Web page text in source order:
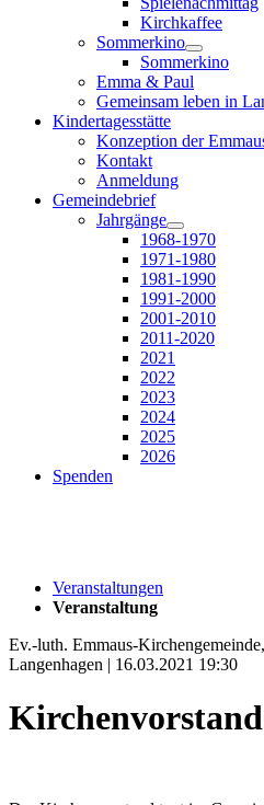
Kirchkaffee
Sommerkino
Sommerkino
Emma & Paul
Gemeinsam leben in
Kindertagesstätte
Konzeption der
Kontakt
Anmeldung
Gemeindebrief
Jahrgänge
1968-1970
1971-1980
1981-1990
1991-2000
2001-2010
2011-2020
2021
2022
2023
2024
2025
2026
Spenden
Veranstaltungen
Veranstaltung
Ev.-luth. Emmaus-
Langenhagen | 16.03.2021 19:30